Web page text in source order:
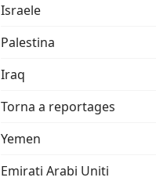
Israele
Palestina
Iraq
Torna a reportages
Yemen
Emirati Arabi Uniti